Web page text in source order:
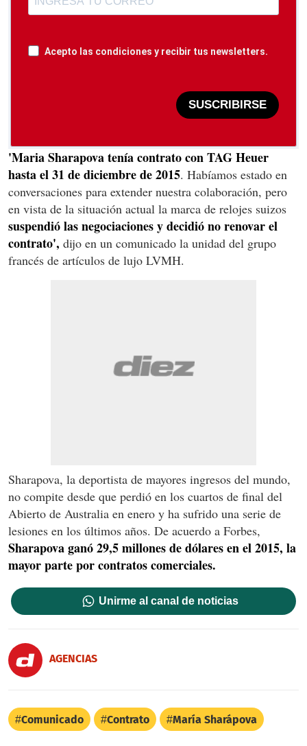
Acepto las condiciones y recibir tus newsletters.
SUSCRIBIRSE
'Maria Sharapova tenía contrato con TAG Heuer
hasta el 31 de diciembre de 2015. Habíamos estado en
conversaciones para extender nuestra colaboración, pero
en vista de la situación actual la marca de relojes suizos
suspendió las negociaciones y decidió no renovar el
contrato', dijo en un comunicado la unidad del grupo
francés de artículos de lujo LVMH.
Sharapova, la deportista de mayores ingresos del mundo,
no compite desde que perdió en los cuartos de final del
Abierto de Australia en enero y ha sufrido una serie de
lesiones en los últimos años. De acuerdo a Forbes,
Sharapova ganó 29,5 millones de dólares en el 2015, la
mayor parte por contratos comerciales.
Unirme al canal de noticias
AGENCIAS
Comunicado Contrato María Sharápova